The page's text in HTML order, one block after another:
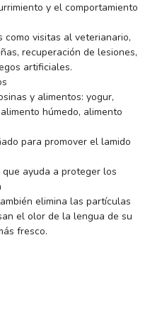
y el comportamiento
como visitas al veterianario,
recuperación de lesiones,
artificiales.
y alimentos: yogur,
húmedo, alimento
para promover el lamido
ayuda a proteger los
elimina las partículas
el olor de la lengua de su
fresco.